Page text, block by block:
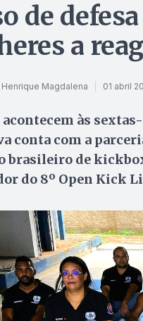
de
a
Henrique Magdalena 01 abril
acontecem às
conta com a
brasileiro de
do 8º Open Kick